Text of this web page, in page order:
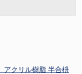
アクリル樹脂 半合枡